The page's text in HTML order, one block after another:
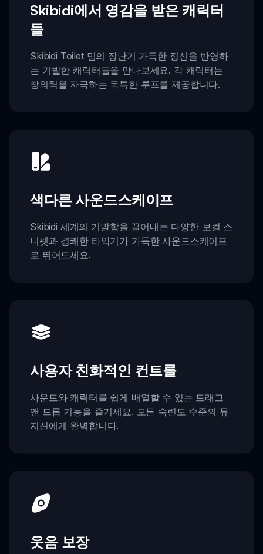
Skibidi에서 영감을 받은 캐릭터
들
Skibidi Toilet 밈의 장난기 가득한 정신을 반영하
는 기발한 캐릭터들을 만나보세요. 각 캐릭터는
창의력을 자극하는 독특한 루프를 제공합니다.
색다른 사운드스케이프
Skibidi 세계의 기발함을 끌어내는 다양한 보컬 스
니펫과 경쾌한 타악기가 가득한 사운드스케이프
로 뛰어드세요.
사용자 친화적인 컨트롤
사운드와 캐릭터를 쉽게 배열할 수 있는 드래그
앤 드롭 기능을 즐기세요. 모든 숙련도 수준의 뮤
지션에게 완벽합니다.
웃음 보장